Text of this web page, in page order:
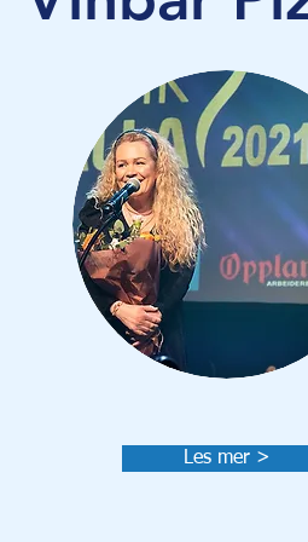
Les mer >